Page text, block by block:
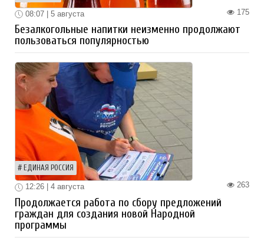
175
08:07 | 5 августа
Безалкогольные напитки неизменно продолжают
пользоваться популярностью
ЕДИНАЯ РОССИЯ
263
12:26 | 4 августа
Продолжается работа по сбору предложений
граждан для создания новой Народной
программы